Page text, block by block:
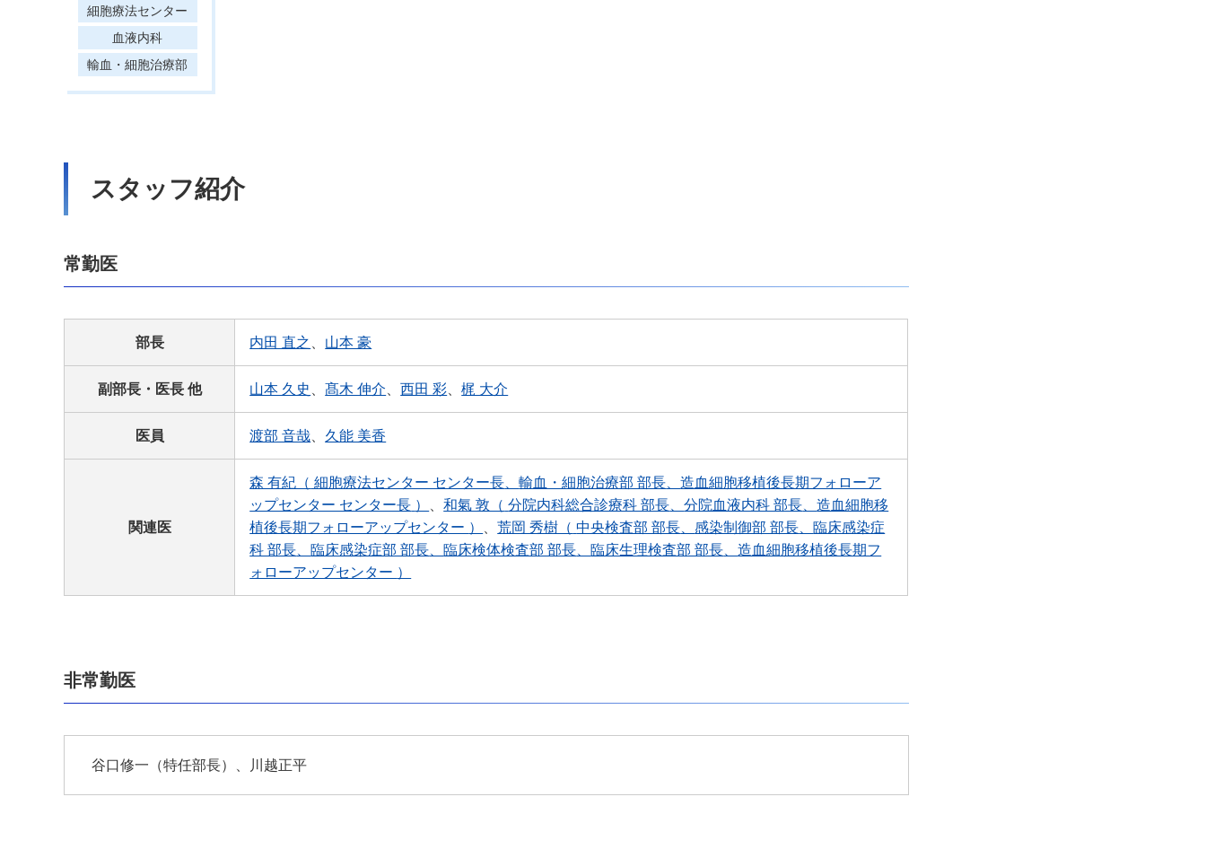
細胞療法センター
血液内科
輸血・細胞治療部
スタッフ紹介
常勤医
部長 内田 直之 山本 豪
副部長・医長 他 山本 久史 、髙木 伸介 、西田 彩 、梶 大介
医員 渡部 音哉 久能 美香
関連医
森 有紀（ 細胞療法センター センター長 輸血・細胞治療部 部長
造血細胞移植後長期フォローア
ップセンター センター長 ） 、和氣 敦（ 分院内科総合診療科 部長 分院血液内科 部長
造血細胞移
植後長期フォローアップセンター ） 、荒岡 秀樹（ 中央検査部 部長 感染制御部 部長
臨床感染症
科 部長
臨床感染症部 部長 臨床検体検査部 部長 臨床生理検査部 部長
造血細胞移植後長期フ
ォローアップセンター ）
非常勤医
谷口修一（特任部長）、川越正平